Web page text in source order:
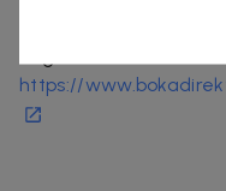
https://